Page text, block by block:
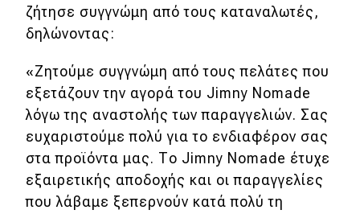
Συγκρίνουμε
Αγώνες
Formula 1
WRC
Motorsport
ζήτησε συγγνώμη από τους καταναλωτές,
δηλώνοντας:
«Ζητούμε συγγνώμη από τους πελάτες που
εξετάζουν την αγορά του Jimny Nomade
λόγω της αναστολής των παραγγελιών. Σας
ευχαριστούμε πολύ για το ενδιαφέρον σας
στα προϊόντα μας. Το Jimny Nomade έτυχε
εξαιρετικής αποδοχής και οι παραγγελίες
που λάβαμε ξεπερνούν κατά πολύ τη